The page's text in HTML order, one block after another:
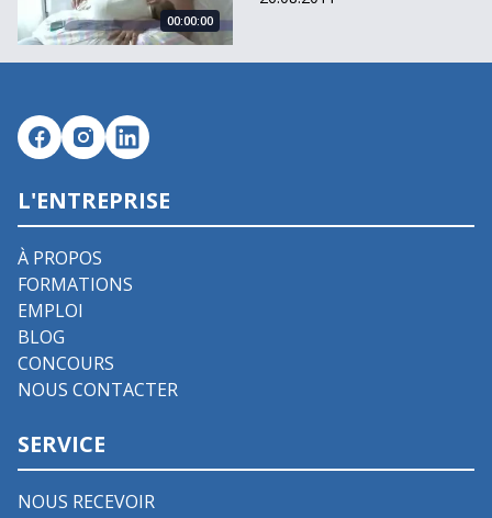
00:00:00
L'ENTREPRISE
À PROPOS
FORMATIONS
EMPLOI
BLOG
CONCOURS
NOUS CONTACTER
SERVICE
NOUS RECEVOIR